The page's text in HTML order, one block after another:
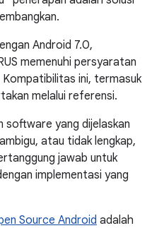
Android 7.0,
memenuhi persyaratan
Kompatibilitas ini, termasuk
melalui referensi.
software yang dijelaskan
atau tidak lengkap,
jawab untuk
implementasi yang
Source Android adalah